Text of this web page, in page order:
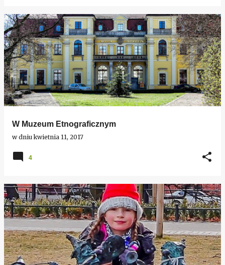
W Muzeum Etnograficznym
w dniukwietnia 11, 2017
4